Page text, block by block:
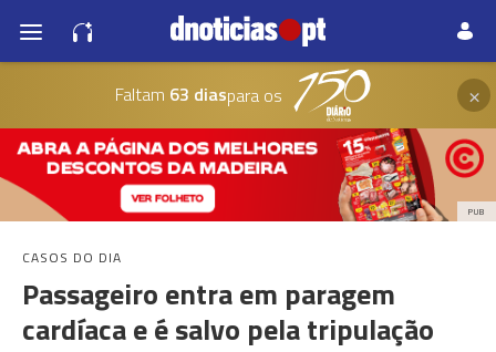
Faltam 63 diaspara os ×
PUB
CASOS DO DIA
Passageiro entra em paragem
cardíaca e é salvo pela tripulação